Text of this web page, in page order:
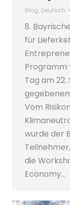
Blog, Deutsch
8.
für
Programm
Tag am
Vom
wurde der
die
Economy…